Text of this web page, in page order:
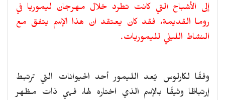
إلى الأشباح التي كانت تطرد خلال مهرجان ليموريا في
روما القديمة، فقد كان يعتقد ان هذا الإسم يتفق مع
النشاط الليلي لليموريات.
وفقًا لكارلوس يُعد الليمور أحد الحيوانات التي ترتبط
إرتباطًا وثيقًا بالإسم الذي اختاره لها، فهي ذات مظهر